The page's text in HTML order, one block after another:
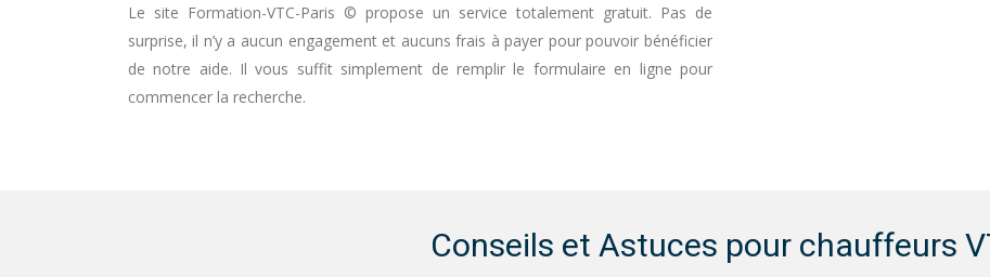
Le site Formation-VTC-Paris © propose un service totalement gratuit. Pas de
surprise, il n’y a aucun engagement et aucuns frais à payer pour pouvoir bénéficier
de notre aide. Il vous suffit simplement de remplir le formulaire en ligne pour
commencer la recherche.
Conseils et Astuces pour chauffeurs